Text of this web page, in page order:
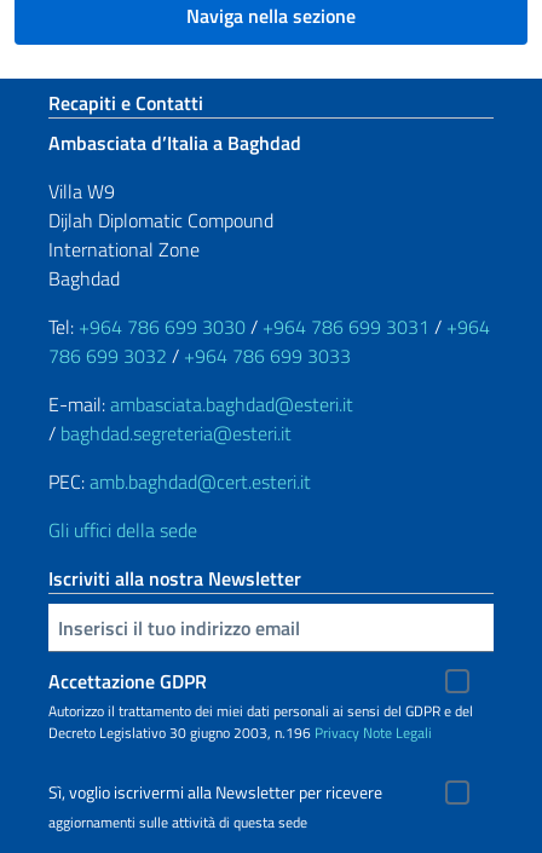
Naviga nella sezione
Sezione footer
Recapiti e Contatti
Ambasciata d’Italia a Baghdad
Villa W9
Dijlah Diplomatic Compound
International Zone
Baghdad
Tel: +964 786 699 3030/ +964 786 699 3031 / +964
786 699 3032 / +964 786 699 3033
E-mail:ambasciata.baghdad@esteri.it
/ baghdad.segreteria@esteri.it
PEC:amb.baghdad@cert.esteri.it
Gli uffici della sede
Iscriviti alla nostra Newsletter
Inserisci la tua email
Accettazione GDPR
Autorizzo il trattamento dei miei dati personali ai sensi del GDPR e del
Decreto Legislativo 30 giugno 2003, n.196 Privacy Note Legali
Sì, voglio iscrivermi alla Newsletter per ricevere
aggiornamenti sulle attività di questa sede